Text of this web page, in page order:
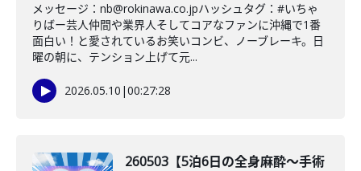
メッセージ：nb@rokinawa.co.jpハッシュタグ：#いちゃ
りばー芸人仲間や業界人そしてコアなファンに沖縄で1番
面白い！と愛されているお笑いコンビ、ノーブレーキ。日
曜の朝に、テンション上げて元...
2026.05.10 |00:27:28
260503【5泊6日の全身麻酔〜手術